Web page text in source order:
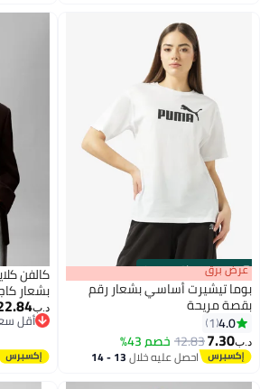
00m:00s
·باقي 100% عرض برق
بوما تيشيرت أساسي بشعار رقم
بقصة مريحة
4.0
1
د.ب‏7.30
12.83خصم 43%
احصل عليه خلال 13 - 14
كالفن
بشعار
د.ب‏
أقل سعر
أقل